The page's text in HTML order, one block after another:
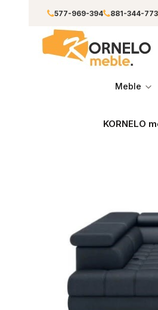
577-969-394 881-344-773
meble
KORNELO